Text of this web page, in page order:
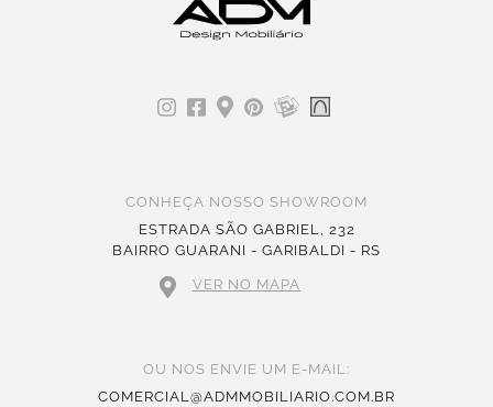
CONHEÇA NOSSO SHOWROOM
ESTRADA SÃO GABRIEL, 232
BAIRRO GUARANI - GARIBALDI - RS
VER NO MAPA
OU NOS ENVIE UM E-MAIL:
COMERCIAL@ADMMOBILIARIO.COM.BR